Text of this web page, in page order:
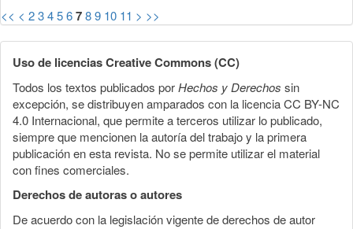
<< < 23456789 10 11 > >>
Uso de licencias Creative Commons (CC)
Todos los textos publicados porHechos y Derechos sin
excepción, se distribuyen amparados con la licencia CC BY-NC
4.0 Internacional, que permite a terceros utilizar lo publicado,
siempre que mencionen la autoría del trabajo y la primera
publicación en esta revista. No se permite utilizar el material
con fines comerciales.
Derechos de autoras o autores
De acuerdo con la legislación vigente de derechos de autor